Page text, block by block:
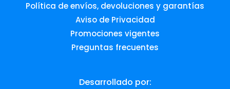
Política de envíos, devoluciones y garantías
Aviso de Privacidad
Promociones vigentes
Preguntas frecuentes
Desarrollado por: